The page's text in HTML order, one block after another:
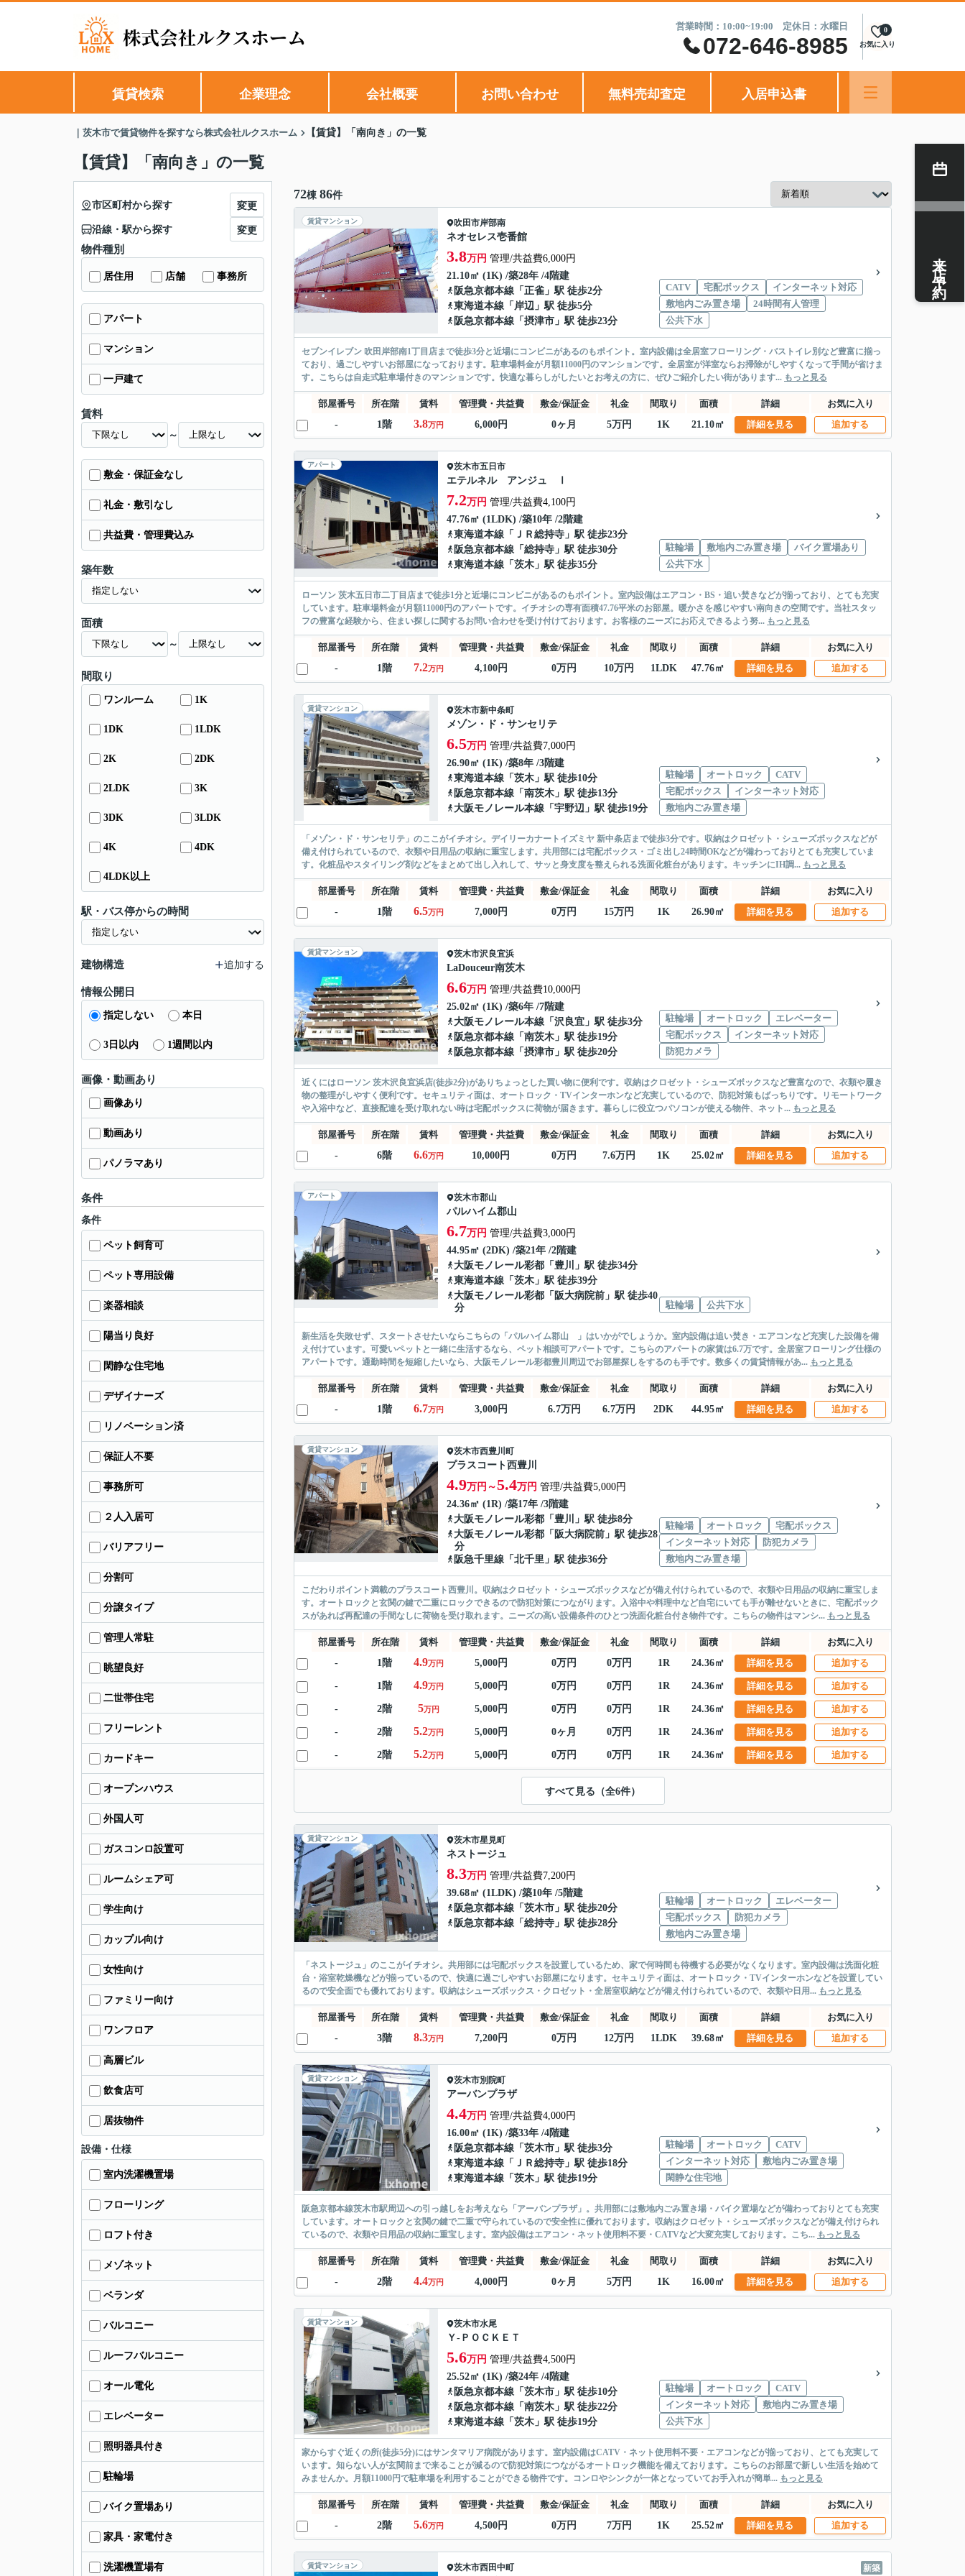
営業時間：10:00~19:00 定休日：水曜日
072-646-8985 お気に入り
0
賃貸検索 企業理念 会社概要 お問い合わせ 無料売却査定 入居申込書
｜茨木市で賃貸物件を探すなら株式会社ルクスホーム 【賃貸】「南向き」の一覧
【賃貸】「南向き」の一覧
72棟 86件
賃貸マンション 吹田市岸部南
ネオセレス壱番館
3.8万円 管理/共益費6,000円
21.10㎡ (1K) /築28年 /4階建
阪急京都本線 「 正雀 」駅 徒歩2分
東海道本線 「 岸辺 」駅 徒歩5分
阪急京都本線 「 摂津市 」駅 徒歩23分
CATV 宅配ボックス
インターネット対応
敷地内ごみ置き場
24時間有人管理
公共下水
セブンイレブン 吹田岸部南1丁目店まで徒歩3分と近場にコンビニがあるのもポイント。室内設備は全居室フローリング・バストイレ別など豊富に揃っ
ており、過ごしやすいお部屋になっております。駐車場料金が月額11000円のマンションです。全居室が洋室ならお掃除がしやすくなって手間が省けま
す。こちらは自走式駐車場付きのマンションです。快適な暮らしがしたいとお考えの方に、ぜひご紹介したい街があります... もっと見る
部屋番号 所在階 賃料 管理費・共益費 敷金/保証金 礼金 間取り 面積 詳細
お気に入り
-
1階 3.8万円 6,000円 0ヶ月 5万円 1K 21.10㎡ 詳細を見る 追加する
アパート 茨木市五日市
エテルネル アンジュ Ⅰ
7.2万円 管理/共益費4,100円
47.76㎡ (1LDK) /築10年 /2階建
東海道本線 「 ＪＲ総持寺 」駅 徒歩23分
阪急京都本線 「 総持寺 」駅 徒歩30分
東海道本線 「 茨木 」駅 徒歩35分
駐輪場 敷地内ごみ置き場
バイク置場あり
公共下水
ローソン 茨木五日市二丁目店まで徒歩1分と近場にコンビニがあるのもポイント。室内設備はエアコン・BS・追い焚きなどが揃っており、とても充実
しています。駐車場料金が月額11000円のアパートです。イチオシの専有面積47.76平米のお部屋。暖かさを感じやすい南向きの空間です。当社スタッ
フの豊富な経験から、住まい探しに関するお問い合わせを受け付けております。お客様のニーズにお応えできるよう努... もっと見る
部屋番号 所在階 賃料 管理費・共益費 敷金/保証金 礼金 間取り 面積 詳細
お気に入り
-
1階 7.2万円 4,100円 0万円 10万円 1LDK 47.76㎡ 詳細を見る 追加する
賃貸マンション 茨木市新中条町
メゾン・ド・サンセリテ
6.5万円 管理/共益費7,000円
26.90㎡ (1K) /築8年 /3階建
東海道本線 「 茨木 」駅 徒歩10分
阪急京都本線 「 南茨木 」駅 徒歩13分
大阪モノレール本線 「 宇野辺 」駅 徒歩19分
駐輪場 オートロック
CATV
宅配ボックス
インターネット対応
敷地内ごみ置き場
「メゾン・ド・サンセリテ」のここがイチオシ。デイリーカナートイズミヤ 新中条店まで徒歩3分です。収納はクロゼット・シューズボックスなどが
備え付けられているので、衣類や日用品の収納に重宝します。共用部には宅配ボックス・ゴミ出し24時間OKなどが備わっておりとても充実していま
す。化粧品やスタイリング剤などをまとめて出し入れして、サッと身支度を整えられる洗面化粧台があります。キッチンにIH調... もっと見る
部屋番号 所在階 賃料 管理費・共益費 敷金/保証金 礼金 間取り 面積 詳細
お気に入り
-
1階 6.5万円 7,000円 0万円 15万円 1K 26.90㎡ 詳細を見る 追加する
賃貸マンション 茨木市沢良宜浜
LaDouceur南茨木
6.6万円 管理/共益費10,000円
25.02㎡ (1K) /築6年 /7階建
大阪モノレール本線 「 沢良宜 」駅 徒歩3分
阪急京都本線 「 南茨木 」駅 徒歩19分
阪急京都本線 「 摂津市 」駅 徒歩20分
駐輪場 オートロック
エレベーター
宅配ボックス
インターネット対応
防犯カメラ
近くにはローソン 茨木沢良宜浜店(徒歩2分)がありちょっとした買い物に便利です。収納はクロゼット・シューズボックスなど豊富なので、衣類や履き
物の整理がしやすく便利です。セキュリティ面は、オートロック・TVインターホンなど充実しているので、防犯対策もばっちりです。リモートワーク
や入浴中など、直接配達を受け取れない時は宅配ボックスに荷物が届きます。暮らしに役立つパソコンが使える物件、ネット... もっと見る
部屋番号 所在階 賃料 管理費・共益費 敷金/保証金 礼金 間取り 面積 詳細
お気に入り
-
6階 6.6万円 10,000円 0万円 7.6万円 1K 25.02㎡ 詳細を見る 追加する
アパート 茨木市郡山
パルハイム郡山
6.7万円 管理/共益費3,000円
44.95㎡ (2DK) /築21年 /2階建
大阪モノレール彩都 「 豊川
」駅 徒歩34分
東海道本線 「 茨木 」駅 徒歩39分
大阪モノレール彩都 「 阪大病院前 」駅 徒歩40
分
駐輪場 公共下水
新生活を失敗せず、スタートさせたいならこちらの「パルハイム郡山 」はいかがでしょうか。室内設備は追い焚き・エアコンなど充実した設備を備
え付けています。可愛いペットと一緒に生活するなら、ペット相談可アパートです。こちらのアパートの家賃は6.7万です。全居室フローリング仕様の
アパートです。通勤時間を短縮したいなら、大阪モノレール彩都豊川周辺でお部屋探しをするのも手です。数多くの賃貸情報があ... もっと見る
部屋番号 所在階 賃料 管理費・共益費 敷金/保証金 礼金 間取り 面積 詳細
お気に入り
-
1階 6.7万円 3,000円 6.7万円 6.7万円 2DK 44.95㎡ 詳細を見る 追加する
賃貸マンション 茨木市西豊川町
プラスコート西豊川
4.9万円～5.4万円 管理/共益費5,000円
24.36㎡ (1R) /築17年 /3階建
大阪モノレール彩都 「 豊川
」駅 徒歩8分
大阪モノレール彩都 「 阪大病院前 」駅 徒歩28
分
阪急千里線 「 北千里 」駅 徒歩36分
駐輪場 オートロック
宅配ボックス
インターネット対応
防犯カメラ
敷地内ごみ置き場
こだわりポイント満載のプラスコート西豊川。収納はクロゼット・シューズボックスなどが備え付けられているので、衣類や日用品の収納に重宝しま
す。オートロックと玄関の鍵で二重にロックできるので防犯対策につながります。入浴中や料理中など自宅にいても手が離せないときに、宅配ボック
スがあれば再配達の手間なしに荷物を受け取れます。ニーズの高い設備条件のひとつ洗面化粧台付き物件です。こちらの物件はマンシ... もっと見る
部屋番号 所在階 賃料 管理費・共益費 敷金/保証金 礼金 間取り 面積 詳細
お気に入り
-
1階 4.9万円 5,000円 0万円 0万円 1R 24.36㎡ 詳細を見る 追加する
- 1階 4.9万円 5,000円 0万円 0万円 1R 24.36㎡ 詳細を見る 追加する
- 2階 5万円 5,000円 0万円 0万円 1R 24.36㎡ 詳細を見る 追加する
- 2階 5.2万円 5,000円 0ヶ月 0万円 1R 24.36㎡ 詳細を見る 追加する
- 2階 5.2万円 5,000円 0万円 0万円 1R 24.36㎡ 詳細を見る 追加する
すべて見る（全6件）
賃貸マンション 茨木市星見町
ネストージュ
8.3万円 管理/共益費7,200円
39.68㎡ (1LDK) /築10年 /5階建
阪急京都本線 「 茨木市 」駅 徒歩20分
阪急京都本線 「 総持寺 」駅 徒歩28分
駐輪場 オートロック
エレベーター
宅配ボックス
防犯カメラ
敷地内ごみ置き場
「ネストージュ」のここがイチオシ。共用部には宅配ボックスを設置しているため、家で何時間も待機する必要がなくなります。室内設備は洗面化粧
台・浴室乾燥機などが揃っているので、快適に過ごしやすいお部屋になります。セキュリティ面は、オートロック・TVインターホンなどを設置してい
るので安全面でも優れております。収納はシューズボックス・クロゼット・全居室収納などが備え付けられているので、衣類や日用... もっと見る
部屋番号 所在階 賃料 管理費・共益費 敷金/保証金 礼金 間取り 面積 詳細
お気に入り
-
3階 8.3万円 7,200円 0万円 12万円 1LDK 39.68㎡ 詳細を見る 追加する
賃貸マンション 茨木市別院町
アーバンプラザ
4.4万円 管理/共益費4,000円
16.00㎡ (1K) /築33年 /4階建
阪急京都本線 「 茨木市 」駅 徒歩3分
東海道本線 「 ＪＲ総持寺 」駅 徒歩18分
東海道本線 「 茨木 」駅 徒歩19分
駐輪場 オートロック
CATV
インターネット対応
敷地内ごみ置き場
閑静な住宅地
阪急京都本線茨木市駅周辺への引っ越しをお考えなら「アーバンプラザ」。共用部には敷地内ごみ置き場・バイク置場などが備わっておりとても充実
しています。オートロックと玄関の鍵で二重で守られているので安全性に優れております。収納はクロゼット・シューズボックスなどが備え付けられ
ているので、衣類や日用品の収納に重宝します。室内設備はエアコン・ネット使用料不要・CATVなど大変充実しております。こち... もっと見る
部屋番号 所在階 賃料 管理費・共益費 敷金/保証金 礼金 間取り 面積 詳細
お気に入り
-
2階 4.4万円 4,000円 0ヶ月 5万円 1K 16.00㎡ 詳細を見る 追加する
賃貸マンション 茨木市水尾
Ｙ-ＰＯＣＫＥＴ
5.6万円 管理/共益費4,500円
25.52㎡ (1K) /築24年 /4階建
阪急京都本線 「 茨木市 」駅 徒歩10分
阪急京都本線 「 南茨木 」駅 徒歩22分
東海道本線 「 茨木 」駅 徒歩19分
駐輪場 オートロック
CATV
インターネット対応
敷地内ごみ置き場
公共下水
家からすぐ近くの所(徒歩5分)にはサンタマリア病院があります。室内設備はCATV・ネット使用料不要・エアコンなどが揃っており、とても充実して
います。知らない人が玄関前まで来ることが減るので防犯対策につながるオートロック機能を備えております。こちらのお部屋で新しい生活を始めて
みませんか。月額11000円で駐車場を利用することができる物件です。コンロやシンクが一体となっていてお手入れが簡単... もっと見る
部屋番号 所在階 賃料 管理費・共益費 敷金/保証金 礼金 間取り 面積 詳細
お気に入り
-
2階 5.6万円 4,500円 0万円 7万円 1K 25.52㎡ 詳細を見る 追加する
賃貸マンション 新築
茨木市西田中町
市区町村から探す 変更
沿線・駅から探す 変更
物件種別
居住用 店舗 事務所
アパート
マンション
一戸建て
賃料
～
敷金・保証金なし
礼金・敷引なし
共益費・管理費込み
築年数
面積
～
間取り
ワンルーム 1K
1DK 1LDK
2K 2DK
2LDK 3K
3DK 3LDK
4K 4DK
4LDK以上
駅・バス停からの時間
建物構造 追加する
情報公開日
指定しない 本日
3日以内 1週間以内
画像・動画あり
画像あり
動画あり
パノラマあり
条件
条件
ペット飼育可
ペット専用設備
楽器相談
陽当り良好
閑静な住宅地
デザイナーズ
リノベーション済
保証人不要
事務所可
２人入居可
バリアフリー
分割可
分譲タイプ
管理人常駐
眺望良好
二世帯住宅
フリーレント
カードキー
オープンハウス
外国人可
ガスコンロ設置可
ルームシェア可
学生向け
カップル向け
女性向け
ファミリー向け
ワンフロア
高層ビル
飲食店可
居抜物件
設備・仕様
室内洗濯機置場
フローリング
ロフト付き
メゾネット
ベランダ
バルコニー
ルーフバルコニー
オール電化
エレベーター
照明器具付き
駐輪場
バイク置場あり
家具・家電付き
洗濯機置場有
来店予約